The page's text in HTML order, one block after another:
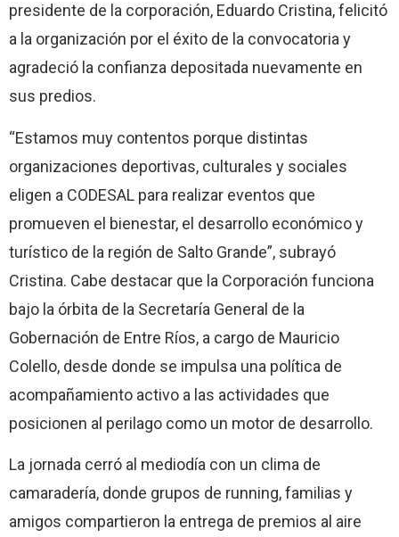
presidente de la corporación, Eduardo Cristina, felicitó
a la organización por el éxito de la convocatoria y
agradeció la confianza depositada nuevamente en
sus predios.
“Estamos muy contentos porque distintas
organizaciones deportivas, culturales y sociales
eligen a CODESAL para realizar eventos que
promueven el bienestar, el desarrollo económico y
turístico de la región de Salto Grande”, subrayó
Cristina. Cabe destacar que la Corporación funciona
bajo la órbita de la Secretaría General de la
Gobernación de Entre Ríos, a cargo de Mauricio
Colello, desde donde se impulsa una política de
acompañamiento activo a las actividades que
posicionen al perilago como un motor de desarrollo.
La jornada cerró al mediodía con un clima de
camaradería, donde grupos de running, familias y
amigos compartieron la entrega de premios al aire